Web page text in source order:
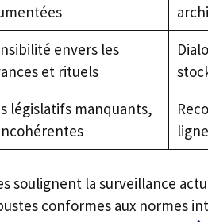
envers les
et rituels
législatifs manquants,
soulignent la surveillance
conformes aux normes